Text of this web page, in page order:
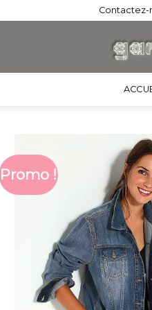
Contactez-
Promo !